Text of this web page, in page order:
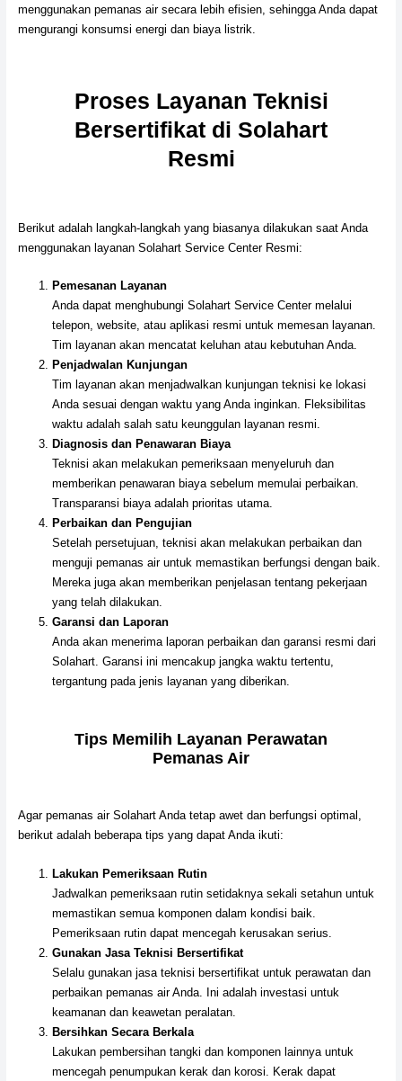
menggunakan pemanas air secara lebih efisien, sehingga Anda dapat
mengurangi konsumsi energi dan biaya listrik.
Proses Layanan Teknisi
Bersertifikat di Solahart
Resmi
Berikut adalah langkah-langkah yang biasanya dilakukan saat Anda
menggunakan layanan Solahart Service Center Resmi:
Pemesanan Layanan
Anda dapat menghubungi Solahart Service Center melalui
telepon, website, atau aplikasi resmi untuk memesan layanan.
Tim layanan akan mencatat keluhan atau kebutuhan Anda.
Penjadwalan Kunjungan
Tim layanan akan menjadwalkan kunjungan teknisi ke lokasi
Anda sesuai dengan waktu yang Anda inginkan. Fleksibilitas
waktu adalah salah satu keunggulan layanan resmi.
Diagnosis dan Penawaran Biaya
Teknisi akan melakukan pemeriksaan menyeluruh dan
memberikan penawaran biaya sebelum memulai perbaikan.
Transparansi biaya adalah prioritas utama.
Perbaikan dan Pengujian
Setelah persetujuan, teknisi akan melakukan perbaikan dan
menguji pemanas air untuk memastikan berfungsi dengan baik.
Mereka juga akan memberikan penjelasan tentang pekerjaan
yang telah dilakukan.
Garansi dan Laporan
Anda akan menerima laporan perbaikan dan garansi resmi dari
Solahart. Garansi ini mencakup jangka waktu tertentu,
tergantung pada jenis layanan yang diberikan.
Tips Memilih Layanan Perawatan
Pemanas Air
Agar pemanas air Solahart Anda tetap awet dan berfungsi optimal,
berikut adalah beberapa tips yang dapat Anda ikuti:
Lakukan Pemeriksaan Rutin
Jadwalkan pemeriksaan rutin setidaknya sekali setahun untuk
memastikan semua komponen dalam kondisi baik.
Pemeriksaan rutin dapat mencegah kerusakan serius.
Gunakan Jasa Teknisi Bersertifikat
Selalu gunakan jasa teknisi bersertifikat untuk perawatan dan
perbaikan pemanas air Anda. Ini adalah investasi untuk
keamanan dan keawetan peralatan.
Bersihkan Secara Berkala
Lakukan pembersihan tangki dan komponen lainnya untuk
mencegah penumpukan kerak dan korosi. Kerak dapat